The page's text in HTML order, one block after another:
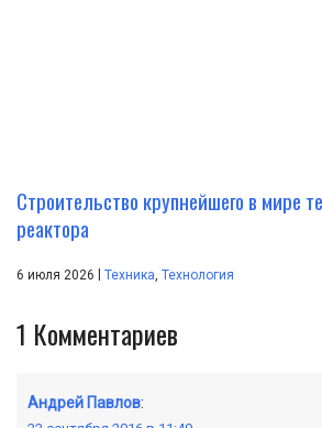
Строительство крупнейшего в мире
реактора
6 июля 2026 | Техника, Технология
1 Комментариев
Андрей Павлов: